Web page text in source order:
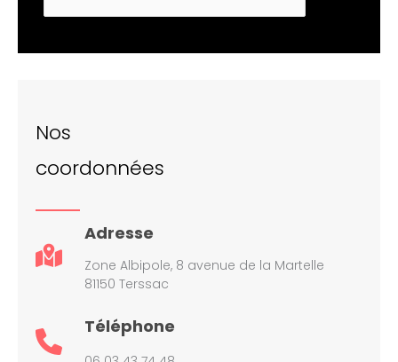
Nos
coordonnées
Adresse
Zone Albipole, 8 avenue de la Martelle
81150 Terssac
Téléphone